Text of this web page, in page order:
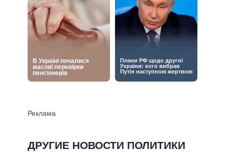
ДРУГИЕ НОВОСТИ ПОЛИТИКИ